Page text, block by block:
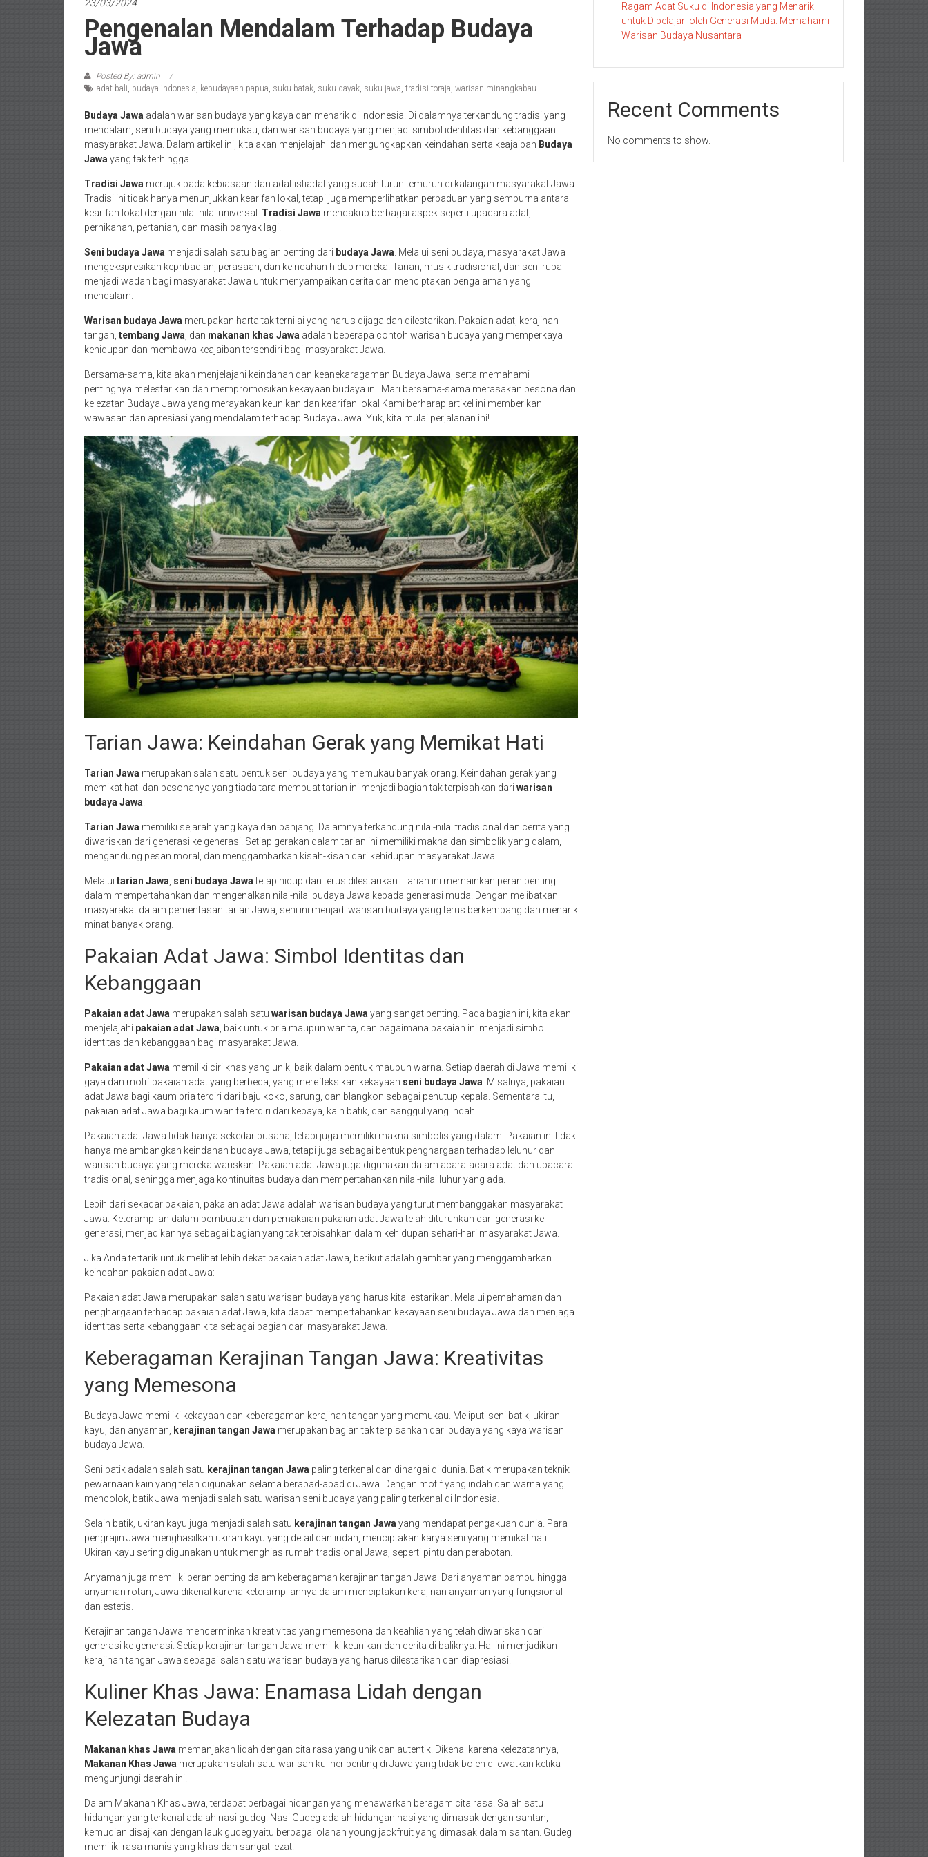
23/03/2024
Pengenalan Mendalam Terhadap Budaya
Jawa
Posted By: admin
adat bali, budaya indonesia, kebudayaan papua, suku batak, suku dayak, suku jawa, tradisi toraja, warisan minangkabau
Budaya Jawa adalah warisan budaya yang kaya dan menarik di Indonesia. Di dalamnya terkandung tradisi yang
mendalam, seni budaya yang memukau, dan warisan budaya yang menjadi simbol identitas dan kebanggaan
masyarakat Jawa. Dalam artikel ini, kita akan menjelajahi dan mengungkapkan keindahan serta keajaiban Budaya
Jawa yang tak terhingga.
Tradisi Jawa merujuk pada kebiasaan dan adat istiadat yang sudah turun temurun di kalangan masyarakat Jawa.
Tradisi ini tidak hanya menunjukkan kearifan lokal, tetapi juga memperlihatkan perpaduan yang sempurna antara
kearifan lokal dengan nilai-nilai universal. Tradisi Jawa mencakup berbagai aspek seperti upacara adat,
pernikahan, pertanian, dan masih banyak lagi.
Seni budaya Jawa menjadi salah satu bagian penting dari budaya Jawa . Melalui seni budaya, masyarakat Jawa
mengekspresikan kepribadian, perasaan, dan keindahan hidup mereka. Tarian, musik tradisional, dan seni rupa
menjadi wadah bagi masyarakat Jawa untuk menyampaikan cerita dan menciptakan pengalaman yang
mendalam.
Warisan budaya Jawa merupakan harta tak ternilai yang harus dijaga dan dilestarikan. Pakaian adat, kerajinan
tangan, tembang Jawa , dan makanan khas Jawa adalah beberapa contoh warisan budaya yang memperkaya
kehidupan dan membawa keajaiban tersendiri bagi masyarakat Jawa.
Bersama-sama, kita akan menjelajahi keindahan dan keanekaragaman Budaya Jawa, serta memahami
pentingnya melestarikan dan mempromosikan kekayaan budaya ini. Mari bersama-sama merasakan pesona dan
kelezatan Budaya Jawa yang merayakan keunikan dan kearifan lokal Kami berharap artikel ini memberikan
wawasan dan apresiasi yang mendalam terhadap Budaya Jawa. Yuk, kita mulai perjalanan ini!
Tarian Jawa: Keindahan Gerak yang Memikat Hati
Tarian Jawa merupakan salah satu bentuk seni budaya yang memukau banyak orang. Keindahan gerak yang
memikat hati dan pesonanya yang tiada tara membuat tarian ini menjadi bagian tak terpisahkan dari warisan
budaya Jawa
Tarian Jawa memiliki sejarah yang kaya dan panjang. Dalamnya terkandung nilai-nilai tradisional dan cerita yang
diwariskan dari generasi ke generasi. Setiap gerakan dalam tarian ini memiliki makna dan simbolik yang dalam,
mengandung pesan moral, dan menggambarkan kisah-kisah dari kehidupan masyarakat Jawa.
Melalui tarian Jawa seni budaya Jawatetap hidup dan terus dilestarikan. Tarian ini memainkan peran penting
dalam mempertahankan dan mengenalkan nilai-nilai budaya Jawa kepada generasi muda. Dengan melibatkan
masyarakat dalam pementasan tarian Jawa, seni ini menjadi warisan budaya yang terus berkembang dan menarik
minat banyak orang.
Pakaian Adat Jawa: Simbol Identitas dan
Kebanggaan
Pakaian adat Jawa merupakan salah satu warisan budaya Jawa yang sangat penting. Pada bagian ini, kita akan
menjelajahi pakaian adat Jawa , baik untuk pria maupun wanita, dan bagaimana pakaian ini menjadi simbol
identitas dan kebanggaan bagi masyarakat Jawa.
Pakaian adat Jawa memiliki ciri khas yang unik, baik dalam bentuk maupun warna. Setiap daerah di Jawa memiliki
gaya dan motif pakaian adat yang berbeda, yang merefleksikan kekayaan seni budaya Jawa . Misalnya, pakaian
adat Jawa bagi kaum pria terdiri dari baju koko, sarung, dan blangkon sebagai penutup kepala. Sementara itu,
pakaian adat Jawa bagi kaum wanita terdiri dari kebaya, kain batik, dan sanggul yang indah.
Pakaian adat Jawa tidak hanya sekedar busana, tetapi juga memiliki makna simbolis yang dalam. Pakaian ini tidak
hanya melambangkan keindahan budaya Jawa, tetapi juga sebagai bentuk penghargaan terhadap leluhur dan
warisan budaya yang mereka wariskan. Pakaian adat Jawa juga digunakan dalam acara-acara adat dan upacara
tradisional, sehingga menjaga kontinuitas budaya dan mempertahankan nilai-nilai luhur yang ada.
Lebih dari sekadar pakaian, pakaian adat Jawa adalah warisan budaya yang turut membanggakan masyarakat
Jawa. Keterampilan dalam pembuatan dan pemakaian pakaian adat Jawa telah diturunkan dari generasi ke
generasi, menjadikannya sebagai bagian yang tak terpisahkan dalam kehidupan sehari-hari masyarakat Jawa.
Jika Anda tertarik untuk melihat lebih dekat pakaian adat Jawa, berikut adalah gambar yang menggambarkan
keindahan pakaian adat Jawa:
Pakaian adat Jawa merupakan salah satu warisan budaya yang harus kita lestarikan. Melalui pemahaman dan
penghargaan terhadap pakaian adat Jawa, kita dapat mempertahankan kekayaan seni budaya Jawa dan menjaga
identitas serta kebanggaan kita sebagai bagian dari masyarakat Jawa.
Keberagaman Kerajinan Tangan Jawa: Kreativitas
yang Memesona
Budaya Jawa memiliki kekayaan dan keberagaman kerajinan tangan yang memukau. Meliputi seni batik, ukiran
kayu, dan anyaman,
kerajinan tangan Jawa merupakan bagian tak terpisahkan dari budaya yang kaya warisan
budaya Jawa.
Seni batik adalah salah satu kerajinan tangan Jawa paling terkenal dan dihargai di dunia. Batik merupakan teknik
pewarnaan kain yang telah digunakan selama berabad-abad di Jawa. Dengan motif yang indah dan warna yang
mencolok, batik Jawa menjadi salah satu warisan seni budaya yang paling terkenal di Indonesia.
Selain batik, ukiran kayu juga menjadi salah satu kerajinan tangan Jawa yang mendapat pengakuan dunia. Para
pengrajin Jawa menghasilkan ukiran kayu yang detail dan indah, menciptakan karya seni yang memikat hati.
Ukiran kayu sering digunakan untuk menghias rumah tradisional Jawa, seperti pintu dan perabotan.
Anyaman juga memiliki peran penting dalam keberagaman kerajinan tangan Jawa. Dari anyaman bambu hingga
anyaman rotan, Jawa dikenal karena keterampilannya dalam menciptakan kerajinan anyaman yang fungsional
dan estetis.
Kerajinan tangan Jawa mencerminkan kreativitas yang memesona dan keahlian yang telah diwariskan dari
generasi ke generasi. Setiap kerajinan tangan Jawa memiliki keunikan dan cerita di baliknya. Hal ini menjadikan
kerajinan tangan Jawa sebagai salah satu warisan budaya yang harus dilestarikan dan diapresiasi.
Kuliner Khas Jawa: Enamasa Lidah dengan
Kelezatan Budaya
Makanan khas Jawa memanjakan lidah dengan cita rasa yang unik dan autentik. Dikenal karena kelezatannya,
Makanan Khas Jawa merupakan salah satu warisan kuliner penting di Jawa yang tidak boleh dilewatkan ketika
mengunjungi daerah ini.
Dalam Makanan Khas Jawa, terdapat berbagai hidangan yang menawarkan beragam cita rasa. Salah satu
hidangan yang terkenal adalah nasi gudeg. Nasi Gudeg adalah hidangan nasi yang dimasak dengan santan,
kemudian disajikan dengan lauk gudeg yaitu berbagai olahan young jackfruit yang dimasak dalam santan. Gudeg
memiliki rasa manis yang khas dan sangat lezat.
Ragam Adat Suku di Indonesia yang Menarik
untuk Dipelajari oleh Generasi Muda: Memahami
Warisan Budaya Nusantara
Recent Comments
No comments to show.